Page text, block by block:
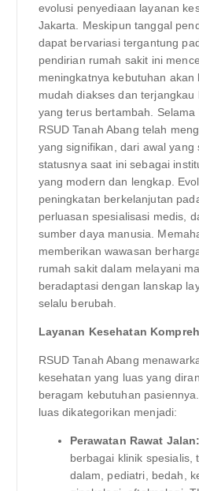
evolusi penyediaan layanan
Jakarta. Meskipun tanggal
dapat bervariasi tergantung
pendirian rumah sakit ini
meningkatnya kebutuhan akan
mudah diakses dan terjangkau
yang terus bertambah. Selama
RSUD Tanah Abang telah
yang signifikan, dari awal yang
statusnya saat ini sebagai
yang modern dan lengkap.
peningkatan berkelanjutan
perluasan spesialisasi medis,
sumber daya manusia.
memberikan wawasan
rumah sakit dalam melayani
beradaptasi dengan lanskap
selalu berubah.
Layanan Kesehatan
RSUD Tanah Abang
kesehatan yang luas yang
beragam kebutuhan
luas dikategorikan menjadi:
Perawatan Rawat Jalan:
berbagai klinik spesialis,
dalam, pediatri, bedah,